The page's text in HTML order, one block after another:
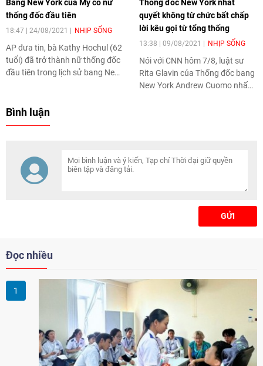
Bang New York của Mỹ có nữ
thống đốc đầu tiên
18:47 | 24/08/2021 NHỊP SỐNG
AP đưa tin, bà Kathy Hochul (62
tuổi) đã trở thành nữ thống đốc
đầu tiên trong lịch sử bang New
Thống đốc New York nhất
quyết không từ chức bất chấp
lời kêu gọi từ tổng thống
13:38 | 09/08/2021 NHỊP SỐNG
Nói với CNN hôm 7/8, luật sư
Rita Glavin của Thống đốc bang
New York Andrew Cuomo nhấn
Bình luận
GỬI
Đọc nhiều